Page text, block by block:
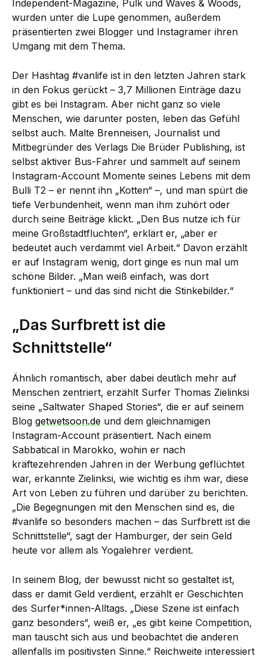
Independent-Magazine, Pulk und Waves & Woods,
wurden unter die Lupe genommen, außerdem
präsentierten zwei Blogger und Instagramer ihren
Umgang mit dem Thema.
Der Hashtag #vanlife ist in den letzten Jahren stark
in den Fokus gerückt – 3,7 Millionen Einträge dazu
gibt es bei Instagram. Aber nicht ganz so viele
Menschen, wie darunter posten, leben das Gefühl
selbst auch. Malte Brenneisen, Journalist und
Mitbegründer des Verlags Die Brüder Publishing, ist
selbst aktiver Bus-Fahrer und sammelt auf seinem
Instagram-Account Momente seines Lebens mit dem
Bulli T2 – er nennt ihn „Kotten“ –, und man spürt die
tiefe Verbundenheit, wenn man ihm zuhört oder
durch seine Beiträge klickt. „Den Bus nutze ich für
meine Großstadtfluchten“, erklärt er, „aber er
bedeutet auch verdammt viel Arbeit.“ Davon erzählt
er auf Instagram wenig, dort ginge es nun mal um
schöne Bilder. „Man weiß einfach, was dort
funktioniert – und das sind nicht die Stinkebilder.“
„Das Surfbrett ist die
Schnittstelle“
Ähnlich romantisch, aber dabei deutlich mehr auf
Menschen zentriert, erzählt Surfer Thomas Zielinksi
seine „Saltwater Shaped Stories“, die er auf seinem
Blog getwetsoon.de und dem gleichnamigen
Instagram-Account präsentiert. Nach einem
Sabbatical in Marokko, wohin er nach
kräftezehrenden Jahren in der Werbung geflüchtet
war, erkannte Zielinksi, wie wichtig es ihm war, diese
Art von Leben zu führen und darüber zu berichten.
„Die Begegnungen mit den Menschen sind es, die
#vanlife so besonders machen – das Surfbrett ist die
Schnittstelle“, sagt der Hamburger, der sein Geld
heute vor allem als Yogalehrer verdient.
In seinem Blog, der bewusst nicht so gestaltet ist,
dass er damit Geld verdient, erzählt er Geschichten
des Surfer*innen-Alltags. „Diese Szene ist einfach
ganz besonders“, weiß er, „es gibt keine Competition,
man tauscht sich aus und beobachtet die anderen
allenfalls im positivsten Sinne.“ Reichweite interessiert